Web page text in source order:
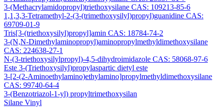
3-(Methacrylamidopropyl)triethoxysilane CAS: 109213-85-6
1,1,3,3-Tetramethyl-2-(3-(trimethoxysilyl)propyl)guanidine CAS:
69709-01-9
Tris[3-(triethoxysilyl)propyl]amin CAS: 18784-74-2
3-(N,N-Dimethylaminopropyl)aminopropylmethyldimethoxysilane
CAS: 224638-27-1
N-(3-triethoxysilylpropyl)-4,5-dihydroimidazole CAS: 58068-97-6
Este 3-(Triethoxysilyl)propylaspartic dietyl este
3-[2-(2-Aminoethylamino)ethylamino]propylmethyldimethoxysilane
CAS: 99740-64-4
3-(Benzotriazol-1-yl) propyltrimethoxysilan
Silane Vinyl